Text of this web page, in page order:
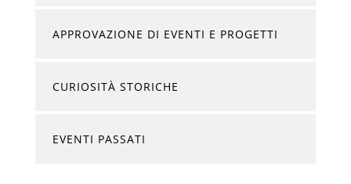
APPROVAZIONE DI EVENTI E PROGETTI
CURIOSITÀ STORICHE
EVENTI PASSATI